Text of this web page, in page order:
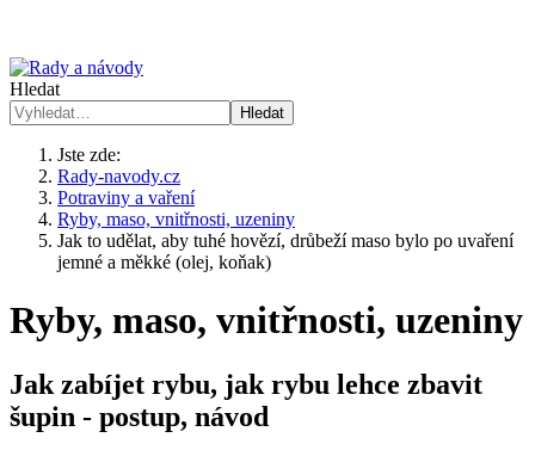
Hledat
Hledat
Jste zde:
Rady-navody.cz
Potraviny a vaření
Ryby, maso, vnitřnosti, uzeniny
Jak to udělat, aby tuhé hovězí, drůbeží maso bylo po uvaření
jemné a měkké (olej, koňak)
Ryby, maso, vnitřnosti, uzeniny
Jak zabíjet rybu, jak rybu lehce zbavit
šupin - postup, návod